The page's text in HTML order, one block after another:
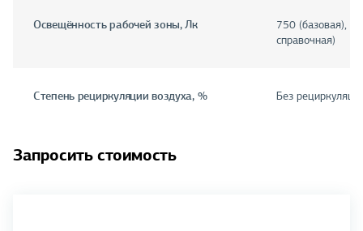
Освещённость рабочей зоны, Лк
750 (базовая), 2
справочная)
Степень рециркуляции воздуха, % Без
Запросить стоимость